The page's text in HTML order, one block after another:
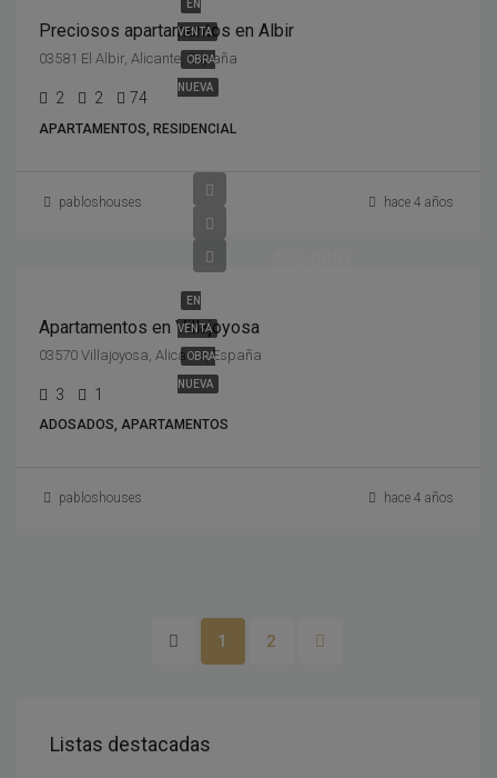
EN
VENTA
OBRA
NUEVA
Preciosos apartamentos en Albir
03581 El Albir, Alicante, España
2 2 74
APARTAMENTOS, RESIDENCIAL
pabloshouses hace 4 años
EN
VENTA
OBRA
NUEVA
Apartamentos en Villajoyosa
03570 Villajoyosa, Alicante, España
3 1
ADOSADOS, APARTAMENTOS
pabloshouses hace 4 años
1 2
Listas destacadas